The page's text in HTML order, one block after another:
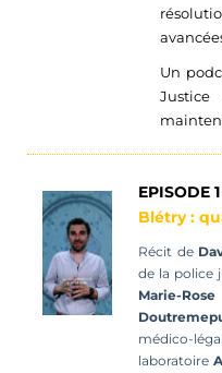
Un
J
EPISODE
Blétry:
Récit de
de la police
Marie-Rose
médico-
laboratoire